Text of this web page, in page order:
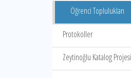
Öğrenci Toplulukları
Protokoller
Zeytinoğlu Katalog Projesi